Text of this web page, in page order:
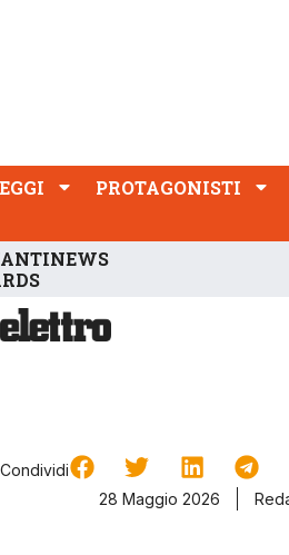
PROTAGONISTI
Condividi
28 Maggio 2026